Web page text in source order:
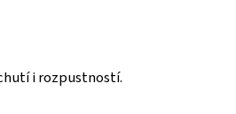
i rozpustností.